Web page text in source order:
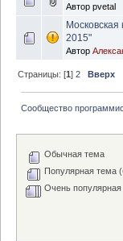
Автор pvetal
2015"
Автор
Страницы: [1]2 Вверх
Сообщество
Обычная тема
Популярная тема
Очень популярная